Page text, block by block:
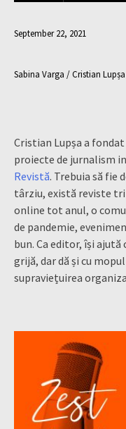
September 22, 2021
Sabina Varga / Cristian Lupșa
Cristian Lupșa a
proiecte de jurnalism
Revistă. Trebuia să fie
târziu, există reviste
online tot anul, o
de pandemie,
bun. Ca editor, își
grijă, dar dă și cu
supraviețuirea